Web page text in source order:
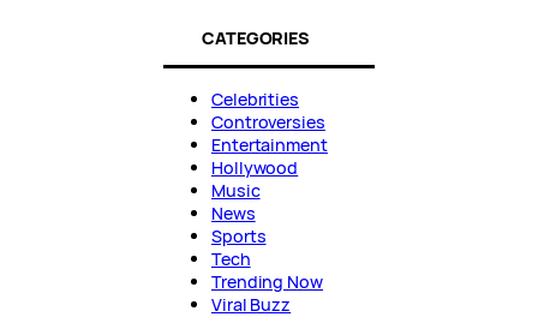
CATEGORIES
Celebrities
Controversies
Entertainment
Hollywood
Music
News
Sports
Tech
Trending Now
Viral Buzz